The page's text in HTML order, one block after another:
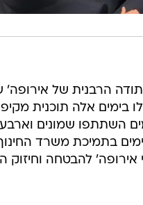
הרבנית של אירופה'
בימים אלה תוכנית
השתתפו שמונים
בתמיכת משרד
להבטחה וחיזוק